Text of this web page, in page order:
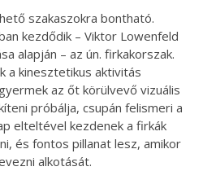
szakaszokra bontható.
kezdődik – Viktor Lowenfeld
alapján – az ún. firkakorszak.
a kinesztetikus aktivitás
az őt körülvevő vizuális
próbálja, csupán felismeri a
elteltével kezdenek a firkák
és fontos pillanat lesz, amikor
alkotását.